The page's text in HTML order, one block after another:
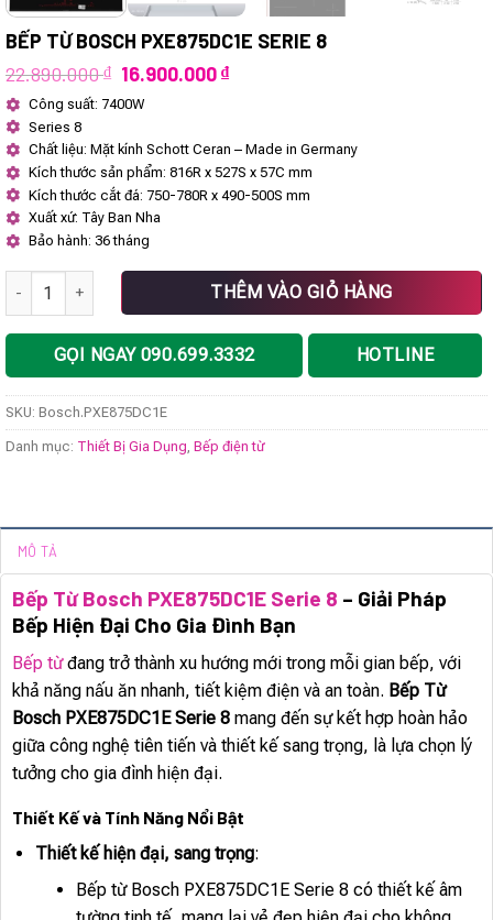
BẾP TỪ BOSCH PXE875DC1E SERIE 8
22.890.000₫ Giá
là:
16.900.000₫Giá
16.900.000 ₫.
Công suất: 7400W
Series 8
Chất liệu: Mặt kính Schott Ceran – Made in Germany
Kích thước sản phẩm: 816R x 527S x 57C mm
Kích thước cắt đá: 750-780R x 490-500S mm
Xuất xứ: Tây Ban Nha
Bảo hành: 36 tháng
Bếp từ Bosch PXE875DC1E Serie 8 số lượng
THÊM VÀO GIỎ HÀNG
GỌI NGAY 090.699.3332 HOTLINE
SKU: Bosch.PXE875DC1E
Danh mục: Thiết Bị Gia Dụng Bếp điện từ
MÔ TẢ
Bếp Từ Bosch PXE875DC1E Serie 8 – Giải Pháp
Bếp Hiện Đại Cho Gia Đình Bạn
Bếp từđang trở thành xu hướng mới trong mỗi gian bếp, với
khả năng nấu ăn nhanh, tiết kiệm điện và an toàn. Bếp Từ
Bosch PXE875DC1E Serie 8 mang đến sự kết hợp hoàn hảo
giữa công nghệ tiên tiến và thiết kế sang trọng, là lựa chọn lý
tưởng cho gia đình hiện đại.
Thiết Kế và Tính Năng Nổi Bật
Thiết kế hiện đại, sang trọng:
Bếp từ Bosch PXE875DC1E Serie 8 có thiết kế âm